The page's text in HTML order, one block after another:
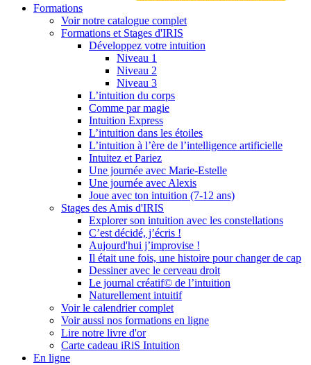
Formations
Voir notre catalogue complet
Formations et Stages d'IRIS
Développez votre intuition
Niveau 1
Niveau 2
Niveau 3
L’intuition du corps
Comme par magie
Intuition Express
L’intuition dans les étoiles
L’intuition à l’ère de l’intelligence artificielle
Intuitez et Pariez
Une journée avec Marie-Estelle
Une journée avec Alexis
Joue avec ton intuition (7-12 ans)
Stages des Amis d'IRIS
Explorer son intuition avec les constellations
C’est décidé, j’écris !
Aujourd'hui j’improvise !
Il était une fois, une histoire pour changer de cap
Dessiner avec le cerveau droit
Le journal créatif© de l’intuition
Naturellement intuitif
Voir le calendrier complet
Voir aussi nos formations en ligne
Lire notre livre d'or
Carte cadeau iRiS Intuition
En ligne